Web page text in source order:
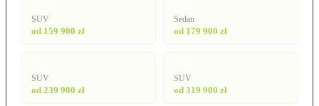
SUV
od 159 900 zł
Sedan
od 179 900 zł
SUV
od 239 900 zł
SUV
od 319 900 zł